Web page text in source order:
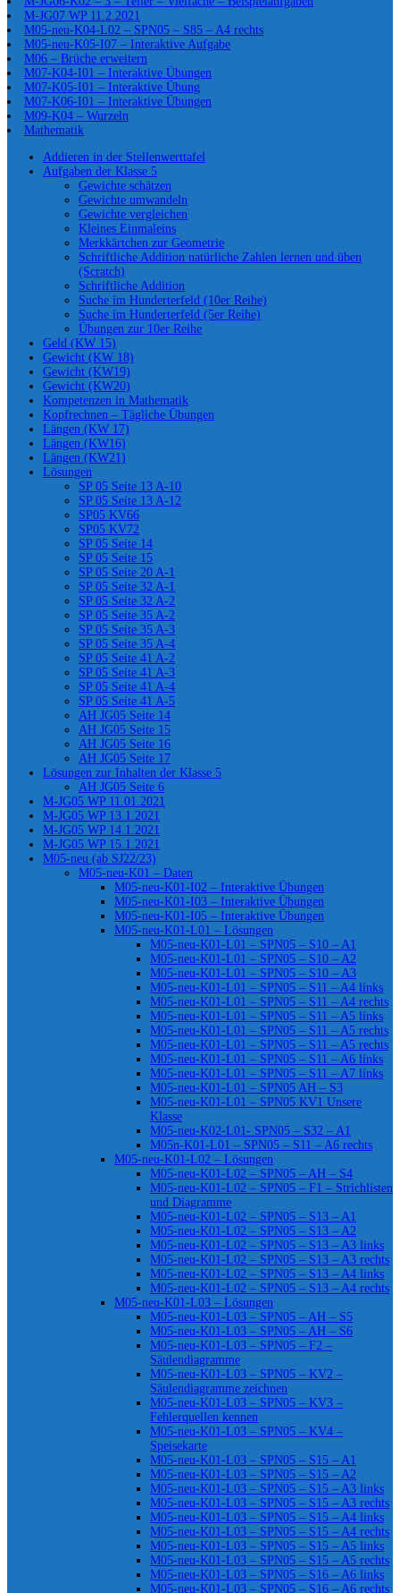
M-JG07 WP 11.2.2021
M05-neu-K04-L02 – SPN05 – S85 – A4 rechts
M05-neu-K05-I07 – Interaktive Aufgabe
M06 – Brüche erweitern
M07-K04-I01 – Interaktive Übungen
M07-K05-I01 – Interaktive Übung
M07-K06-I01 – Interaktive Übungen
M09-K04 – Wurzeln
Mathematik
Addieren in der Stellenwerttafel
Aufgaben der Klasse 5
Gewichte schätzen
Gewichte umwandeln
Gewichte vergleichen
Kleines Einmaleins
Merkkärtchen zur Geometrie
Schriftliche Addition natürliche Zahlen lernen und üben
(Scratch)
Schriftliche Addition
Suche im Hunderterfeld (10er Reihe)
Suche im Hunderterfeld (5er Reihe)
Übungen zur 10er Reihe
Geld (KW 15)
Gewicht (KW 18)
Gewicht (KW19)
Gewicht (KW20)
Kompetenzen in Mathematik
Kopfrechnen – Tägliche Übungen
Längen (KW 17)
Längen (KW16)
Längen (KW21)
Lösungen
SP 05 Seite 13 A-10
SP 05 Seite 13 A-12
SP05 KV66
SP05 KV72
SP 05 Seite 14
SP 05 Seite 15
SP 05 Seite 20 A-1
SP 05 Seite 32 A-1
SP 05 Seite 32 A-2
SP 05 Seite 35 A-2
SP 05 Seite 35 A-3
SP 05 Seite 35 A-4
SP 05 Seite 41 A-2
SP 05 Seite 41 A-3
SP 05 Seite 41 A-4
SP 05 Seite 41 A-5
AH JG05 Seite 14
AH JG05 Seite 15
AH JG05 Seite 16
AH JG05 Seite 17
Lösungen zur Inhalten der Klasse 5
AH JG05 Seite 6
M-JG05 WP 11.01.2021
M-JG05 WP 13.1.2021
M-JG05 WP 14.1.2021
M-JG05 WP 15.1.2021
M05-neu (ab SJ22/23)
M05-neu-K01 – Daten
M05-neu-K01-I02 – Interaktive Übungen
M05-neu-K01-I03 – Interaktive Übungen
M05-neu-K01-I05 – Interaktive Übungen
M05-neu-K01-L01 – Lösungen
M05-neu-K01-L01 – SPN05 – S10 – A1
M05-neu-K01-L01 – SPN05 – S10 – A2
M05-neu-K01-L01 – SPN05 – S10 – A3
M05-neu-K01-L01 – SPN05 – S11 – A4 links
M05-neu-K01-L01 – SPN05 – S11 – A4 rechts
M05-neu-K01-L01 – SPN05 – S11 – A5 links
M05-neu-K01-L01 – SPN05 – S11 – A5 rechts
M05-neu-K01-L01 – SPN05 – S11 – A5 rechts
M05-neu-K01-L01 – SPN05 – S11 – A6 links
M05-neu-K01-L01 – SPN05 – S11 – A7 links
M05-neu-K01-L01 – SPN05 AH – S3
M05-neu-K01-L01 – SPN05 KV1 Unsere
Klasse
M05-neu-K02-L01- SPN05 – S32 – A1
M05n-K01-L01 – SPN05 – S11 – A6 rechts
M05-neu-K01-L02 – Lösungen
M05-neu-K01-L02 – SPN05 – AH – S4
M05-neu-K01-L02 – SPN05 – F1 – Strichlisten
und Diagramme
M05-neu-K01-L02 – SPN05 – S13 – A1
M05-neu-K01-L02 – SPN05 – S13 – A2
M05-neu-K01-L02 – SPN05 – S13 – A3 links
M05-neu-K01-L02 – SPN05 – S13 – A3 rechts
M05-neu-K01-L02 – SPN05 – S13 – A4 links
M05-neu-K01-L02 – SPN05 – S13 – A4 rechts
M05-neu-K01-L03 – Lösungen
M05-neu-K01-L03 – SPN05 – AH – S5
M05-neu-K01-L03 – SPN05 – AH – S6
M05-neu-K01-L03 – SPN05 – F2 –
Säulendiagramme
M05-neu-K01-L03 – SPN05 – KV2 –
Säulendiagramme zeichnen
M05-neu-K01-L03 – SPN05 – KV3 –
Fehlerquellen kennen
M05-neu-K01-L03 – SPN05 – KV4 –
Speisekarte
M05-neu-K01-L03 – SPN05 – S15 – A1
M05-neu-K01-L03 – SPN05 – S15 – A2
M05-neu-K01-L03 – SPN05 – S15 – A3 links
M05-neu-K01-L03 – SPN05 – S15 – A3 rechts
M05-neu-K01-L03 – SPN05 – S15 – A4 links
M05-neu-K01-L03 – SPN05 – S15 – A4 rechts
M05-neu-K01-L03 – SPN05 – S15 – A5 links
M05-neu-K01-L03 – SPN05 – S15 – A5 rechts
M05-neu-K01-L03 – SPN05 – S16 – A6 links
M05-neu-K01-L03 – SPN05 – S16 – A6 rechts